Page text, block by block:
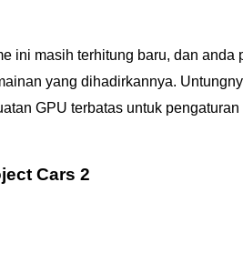
ini masih terhitung baru, dan
yang dihadirkannya.
GPU terbatas untuk
Cars 2